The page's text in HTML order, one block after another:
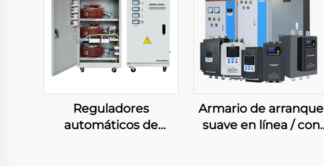
Reguladores
automáticos de
Armario de arranque
suave en línea / con